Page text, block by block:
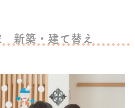
新築・建て替え